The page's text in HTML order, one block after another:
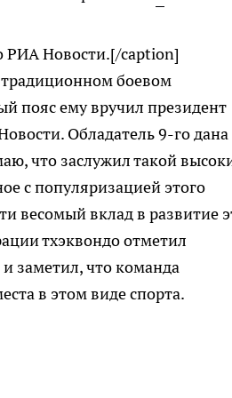
Новости.[/caption]
боевом
пояс ему вручил президент
Обладатель 9-го дана
что заслужил такой
с популяризацией этого
весомый вклад в развитие
тхэквондо отметил
заметил, что команда
в этом виде спорта.